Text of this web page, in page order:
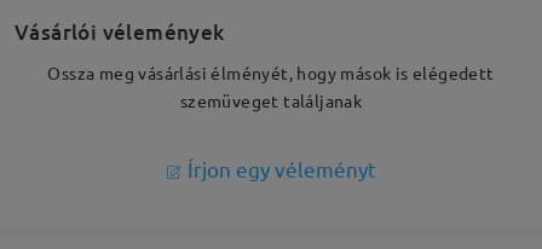
Vásárlói vélemények
Ossza meg vásárlási élményét, hogy mások is elégedett
szemüveget találjanak
Írjon egy véleményt